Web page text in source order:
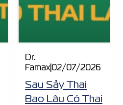
Dr.
Famax|02/07/2026
Sau Sảy Thai
Bao Lâu Có Thai